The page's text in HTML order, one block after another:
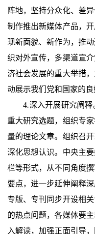
阵地，坚持分众化、差
制作推出新媒体产品，
现新面貌、新作为，推
织对外宣传，多渠道宣
济社会发展的重大举措
动展示我们党和国家的良
4.深入开展研究阐释
重大研究选题，组织专
量的理论文章。组织召
深化思想认识。中央主
栏等形式，从不同角度
要点，进一步延伸阐释
专版、专刊同步开设相
的热点问题，各媒体要
入解读，加强正面引导